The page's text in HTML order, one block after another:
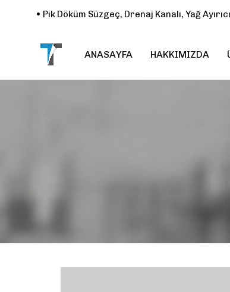
• Pik Döküm Süzgeç, Drenaj Kanalı, Yağ
ANASAYFA HAKKIMIZDA